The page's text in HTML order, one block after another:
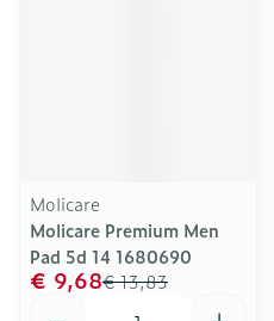
Molicare
Molicare Premium Men
Pad 5d 14 1680690
€ 13,83
€ 9,68